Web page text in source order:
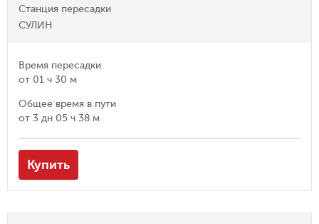
Станция пересадки
СУЛИН
Время пересадки
от 01 ч 30 м
Общее время в пути
от 3 дн 05 ч 38 м
Купить